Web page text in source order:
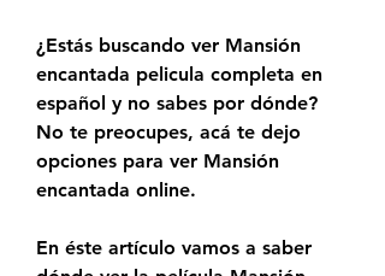
¿Estás buscando ver Mansión
encantada pelicula completa en
español y no sabes por dónde?
No te preocupes, acá te dejo
opciones para ver Mansión
encantada online.
En éste artículo vamos a saber